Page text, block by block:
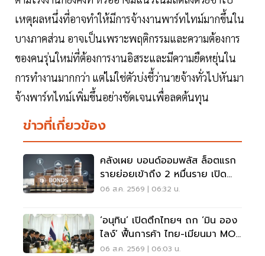
เหตุผลหนึ่งที่อาจทำให้มีการจ้างงานพาร์ทไทม์มากขึ้นใน
บางภาคส่วน อาจเป็นเพราะพฤติกรรมและความต้องการ
ของคนรุ่นใหม่ที่ต้องการงานอิสระและมีความยืดหยุ่นใน
การทำงานมากกว่า แต่ไม่ใช่ตัวบ่งชี้ว่านายจ้างทั่วไปหันมา
จ้างพาร์ทไทม์เพิ่มขึ้นอย่างชัดเจนเพื่อลดต้นทุน
ข่าวที่เกี่ยวข้อง
คลังเผย บอนด์ออมพลัส ล็อตแรก
รายย่อยเข้าถึง 2 หมื่นราย เปิด
จองรอบใหม่ ก.ย.นี้
06 ส.ค. 2569 | 06:32 น.
‘อนุทิน’ เปิดตึกไทยฯ ถก ‘มิน ออง
ไลง์’ ฟื้นการค้า ไทย-เมียนมา MOU
แรงงาน
06 ส.ค. 2569 | 06:03 น.